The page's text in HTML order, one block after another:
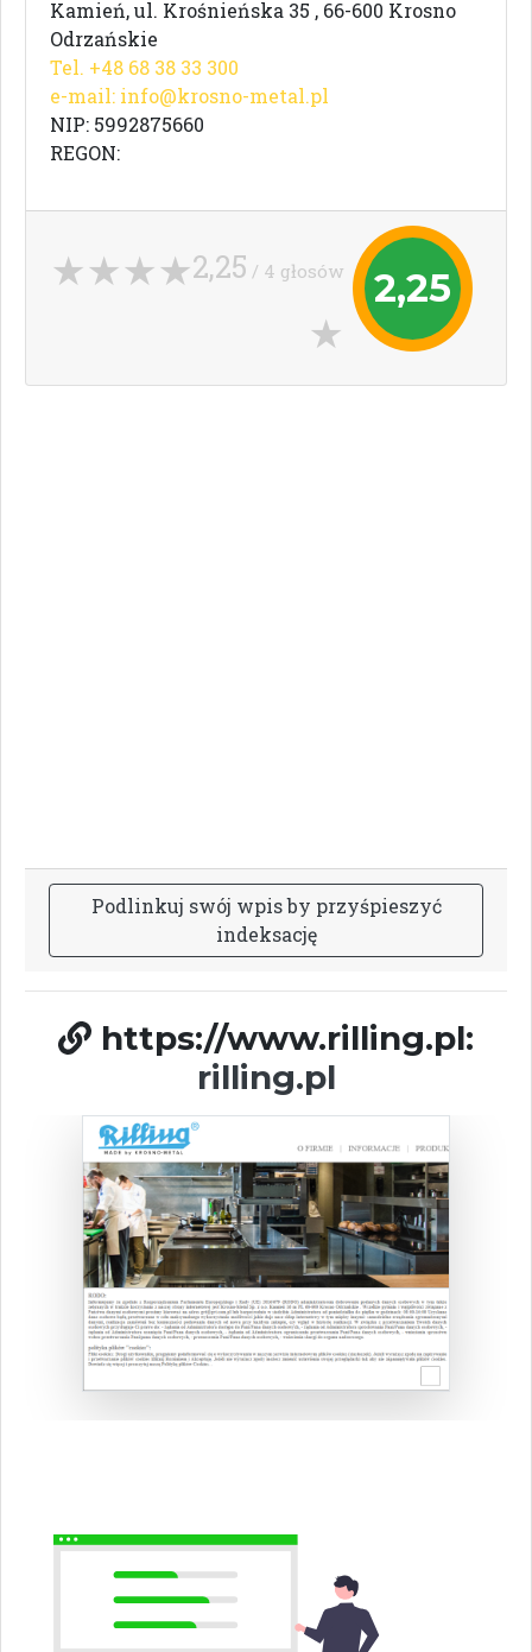
Kamień, ul. Krośnieńska 35 , 66-600 Krosno
Odrzańskie
Tel. +48 68 38 33 300
e-mail: info@krosno-metal.pl
NIP: 5992875660
REGON:
2,25
2,25 / 4 głosów
Podlinkuj swój wpisby przyśpieszyć
indeksację
https://www.rilling.pl:
rilling.pl